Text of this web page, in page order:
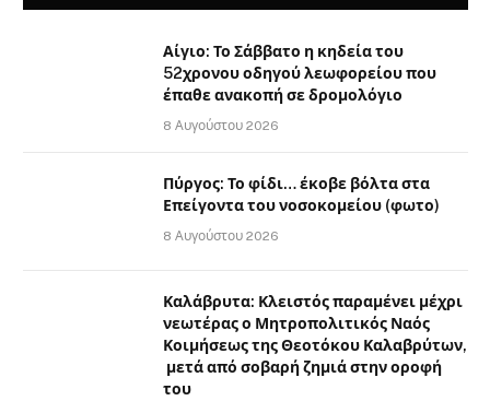
Αίγιο: Το Σάββατο η κηδεία του
52χρονου οδηγού λεωφορείου που
έπαθε ανακοπή σε δρομολόγιο
8 Αυγούστου 2026
Πύργος: Το φίδι… έκοβε βόλτα στα
Επείγοντα του νοσοκομείου (φωτο)
8 Αυγούστου 2026
Καλάβρυτα: Κλειστός παραμένει μέχρι
νεωτέρας ο Μητροπολιτικός Ναός
Κοιμήσεως της Θεοτόκου Καλαβρύτων,
μετά από σοβαρή ζημιά στην οροφή
του